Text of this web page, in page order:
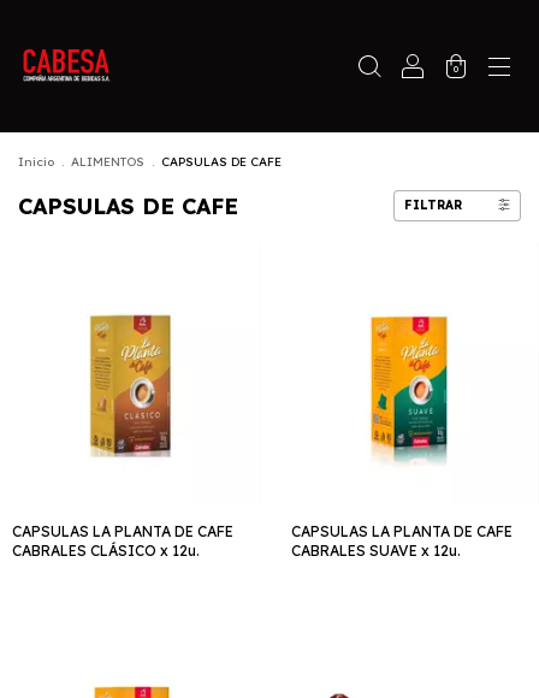
0
Inicio . ALIMENTOS . CAPSULAS DE CAFE
CAPSULAS DE CAFE FILTRAR
CAPSULAS LA PLANTA DE CAFE
CABRALES CLÁSICO x 12u.
CAPSULAS LA PLANTA DE CAFE
CABRALES SUAVE x 12u.